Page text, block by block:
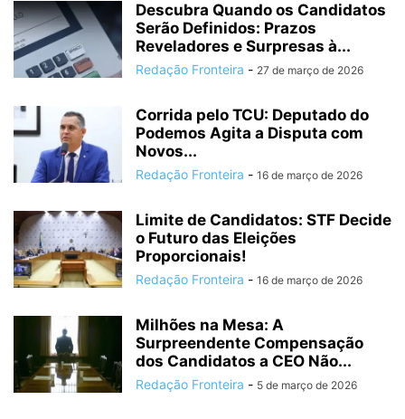
Descubra Quando os Candidatos
Serão Definidos: Prazos
Reveladores e Surpresas à...
Redação Fronteira - 27 de março de 2026
Corrida pelo TCU: Deputado do
Podemos Agita a Disputa com
Novos...
Redação Fronteira - 16 de março de 2026
Limite de Candidatos: STF Decide
o Futuro das Eleições
Proporcionais!
Redação Fronteira - 16 de março de 2026
Milhões na Mesa: A
Surpreendente Compensação
dos Candidatos a CEO Não...
Redação Fronteira - 5 de março de 2026